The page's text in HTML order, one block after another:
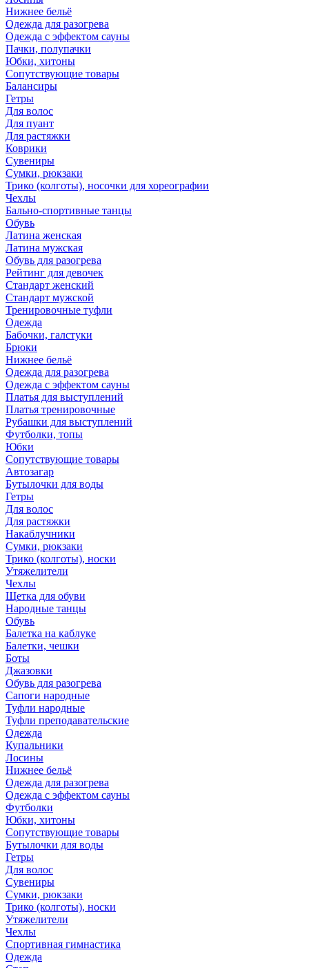
Нижнее бельё
Одежда для разогрева
Одежда с эффектом сауны
Пачки, полупачки
Юбки, хитоны
Сопутствующие товары
Балансиры
Гетры
Для волос
Для пуант
Для растяжки
Коврики
Сувениры
Сумки, рюкзаки
Трико (колготы), носочки для хореографии
Чехлы
Бально-спортивные танцы
Обувь
Латина женская
Латина мужская
Обувь для разогрева
Рейтинг для девочек
Стандарт женский
Стандарт мужской
Тренировочные туфли
Одежда
Бабочки, галстуки
Брюки
Нижнее бельё
Одежда для разогрева
Одежда с эффектом сауны
Платья для выступлений
Платья тренировочные
Рубашки для выступлений
Футболки, топы
Юбки
Сопутствующие товары
Автозагар
Бутылочки для воды
Гетры
Для волос
Для растяжки
Накаблучники
Сумки, рюкзаки
Трико (колготы), носки
Утяжелители
Чехлы
Щетка для обуви
Народные танцы
Обувь
Балетка на каблуке
Балетки, чешки
Боты
Джазовки
Обувь для разогрева
Сапоги народные
Туфли народные
Туфли преподавательские
Одежда
Купальники
Лосины
Нижнее бельё
Одежда для разогрева
Одежда с эффектом сауны
Футболки
Юбки, хитоны
Сопутствующие товары
Бутылочки для воды
Гетры
Для волос
Сувениры
Сумки, рюкзаки
Трико (колготы), носки
Утяжелители
Чехлы
Спортивная гимнастика
Одежда